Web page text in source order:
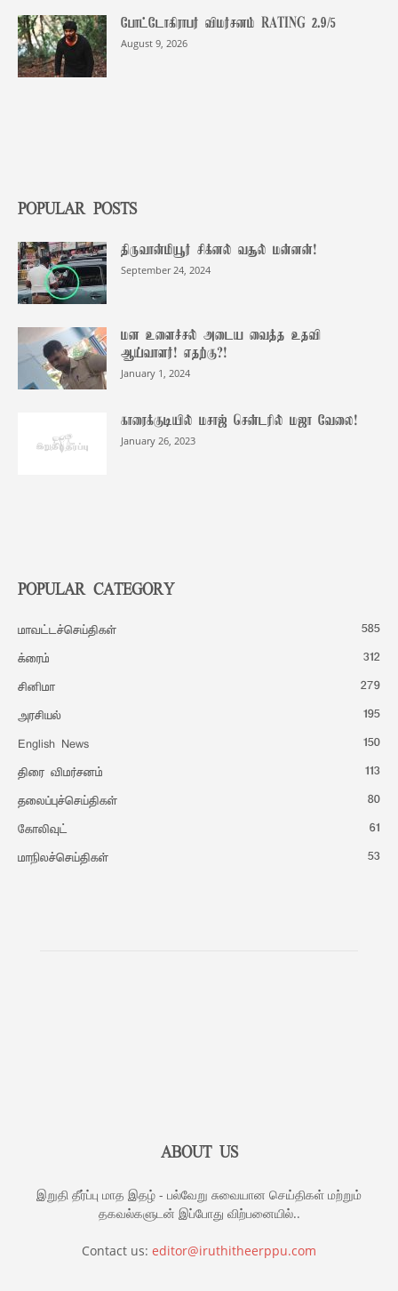
போட்டோகிராபர் விமர்சனம் RATING 2.9/5
August 9, 2026
POPULAR POSTS
திருவான்மியூர் சிக்னல் வசூல் மன்னன்!
September 24, 2024
மன உளைச்சல் அடைய வைத்த உதவி
ஆய்வாளர்! எதற்கு?!
January 1, 2024
காரைக்குடியில் மசாஜ் சென்டரில் மஜா வேலை!
January 26, 2023
POPULAR CATEGORY
மாவட்டச்செய்திகள்
585
க்ரைம்
312
சினிமா
279
அரசியல்
195
English News
150
திரை விமர்சனம்
113
தலைப்புச்செய்திகள்
80
கோலிவுட்
61
மாநிலச்செய்திகள்
53
ABOUT US
இறுதி தீர்ப்பு மாத இதழ் - பல்வேறு சுவையான செய்திகள் மற்றும்
தகவல்களுடன் இப்போது விற்பனையில்..
Contact us: editor@iruthitheerppu.com